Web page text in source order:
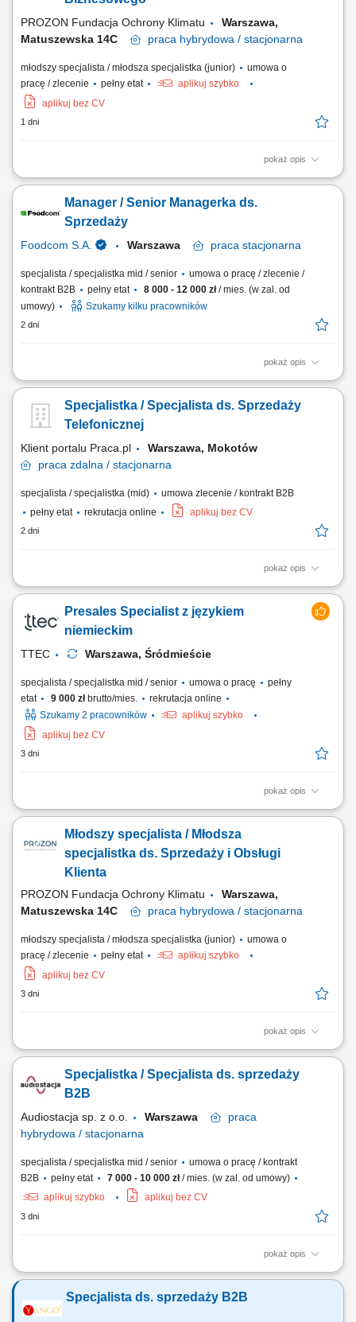
PROZON Fundacja Ochrony Klimatu
Warszawa,
Matuszewska 14C
praca hybrydowa / stacjonarna
młodszy specjalista / młodsza specjalistka (junior)
umowa o
pracę / zlecenie
pełny etat
aplikuj szybko
aplikuj bez CV
1 dni
pokaż opis
Opis stanowiska Aktywne pozyskiwanie nowych klientów oraz
Telefoniczne i mailowe prowadzenie kontaktów z klientami w celu
budowania trwałych relacji. Opracowywanie ofert handlowych oraz
Manager / Senior Managerka ds.
Sprzedaży
Foodcom S.A. Warszawa praca stacjonarna
specjalista / specjalistka mid / senior
umowa o pracę / zlecenie /
kontrakt B2B
pełny etat 8 000 - 12 000 zł/ mies. (w zal. od
umowy)
Szukamy kilku pracowników
2 dni
pokaż opis
Zadania: Pozyskiwanie nowych partnerów biznesowych w branżach
prowadzenie negocjacji i monitorowanie całego procesu sprzedaży.
Aktywne poszukiwanie nowych rynków zbytu oraz analiza ich
Specjalistka / Specjalista ds. Sprzedaży
Telefonicznej
Klient portalu Praca.pl
Warszawa, Mokotów
praca zdalna / stacjonarna
specjalista / specjalistka (mid)
umowa zlecenie / kontrakt B2B
pełny etat
rekrutacja online aplikuj bez CV
2 dni
pokaż opis
Telefoniczny kontakt z klientami i aktywna sprzedaż biletów na
terminach i lokalizacjach; Doradztwo w wyborze wydarzeń oraz obsługa
pytań i obiekcji klientów; Prowadzenie rozmów sprzedażowych oraz
Presales Specialist z językiem
niemieckim
TTEC Warszawa, Śródmieście
specjalista / specjalistka mid / senior umowa o pracę
pełny
etat
9 000 złbrutto/mies.
rekrutacja online
Szukamy 2 pracowników
aplikuj szybko
aplikuj bez CV
3 dni
pokaż opis
As a Sales Representative (Presales) with German – Hybrid, working on
#experienceTTEC Our employees have spoken. Our purpose, team,
and company culture are amazing and our Great Place to Work®
certification in Poland...
Młodszy specjalista / Młodsza
specjalistka ds. Sprzedaży i Obsługi
Klienta
PROZON Fundacja Ochrony Klimatu
Warszawa,
Matuszewska 14C
praca hybrydowa / stacjonarna
młodszy specjalista / młodsza specjalistka (junior)
umowa o
pracę / zlecenie
pełny etat
aplikuj szybko
aplikuj bez CV
3 dni
pokaż opis
Opis stanowiska Nawiązywanie współpracy z nowymi klientami oraz
regularnego kontaktu z obecnymi kontrahentami i zapewnianie
wysokiego standardu obsługi. Przygotowywanie ofert handlowych
Specjalistka / Specjalista ds. sprzedaży
B2B
Audiostacja sp. z o.o. Warszawa
praca
hybrydowa / stacjonarna
specjalista / specjalistka mid / senior
umowa o pracę / kontrakt
B2B
pełny etat 7 000 - 10 000 zł/ mies. (w zal. od umowy)
aplikuj szybko
aplikuj bez CV
3 dni
pokaż opis
Zakres obowiązków: Obsługa i rozwój relacji z klientami biznesowymi
handlowe) Aktywna współpraca z partnerami w całej Polsce; Realizacja
planów sprzedażowych; Spotkania i wizyty u klientów; Przygotowywanie
Specjalista ds. sprzedaży B2B